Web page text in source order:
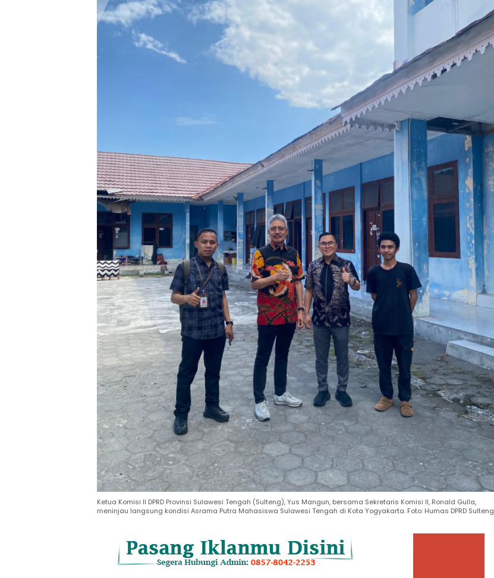
Ketua Komisi II DPRD Provinsi Sulawesi Tengah (Sulteng), Yus Mangun, bersama Sekretaris Komisi II, Ronald Gulla,
meninjau langsung kondisi Asrama Putra Mahasiswa Sulawesi Tengah di Kota Yogyakarta. Foto: Humas DPRD Sulteng